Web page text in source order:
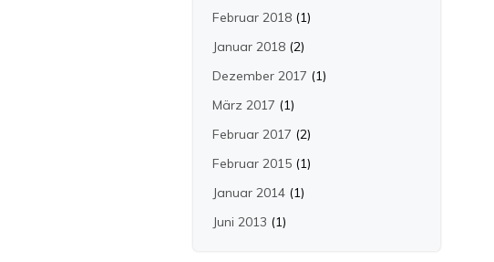
Februar 2018(1)
Januar 2018(2)
Dezember 2017 (1)
März 2017 (1)
Februar 2017 (2)
Februar 2015(1)
Januar 2014(1)
Juni 2013 (1)